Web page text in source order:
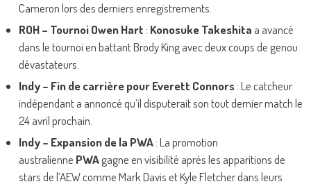
Cameron lors des derniers enregistrements.
ROH – Tournoi Owen Hart : Konosuke Takeshita a avancé
dans le tournoi en battant Brody King avec deux coups de genou
dévastateurs.
Indy – Fin de carrière pour Everett Connors: Le catcheur
indépendant a annoncé qu’il disputerait son tout dernier match le
24 avril prochain.
Indy – Expansion de la PWA: La promotion
australienne PWAgagne en visibilité après les apparitions de
stars de l’AEW comme Mark Davis et Kyle Fletcher dans leurs